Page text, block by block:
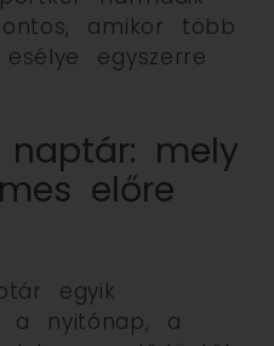
amikor több
egyszerre
naptár: mely
előre
egyik
a nyitónap, a